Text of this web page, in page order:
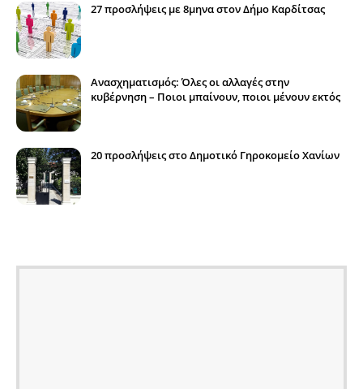
27 προσλήψεις με 8μηνα στον Δήμο Καρδίτσας
Ανασχηματισμός: Όλες οι αλλαγές στην
κυβέρνηση – Ποιοι μπαίνουν, ποιοι μένουν εκτός
20 προσλήψεις στο Δημοτικό Γηροκομείο Χανίων